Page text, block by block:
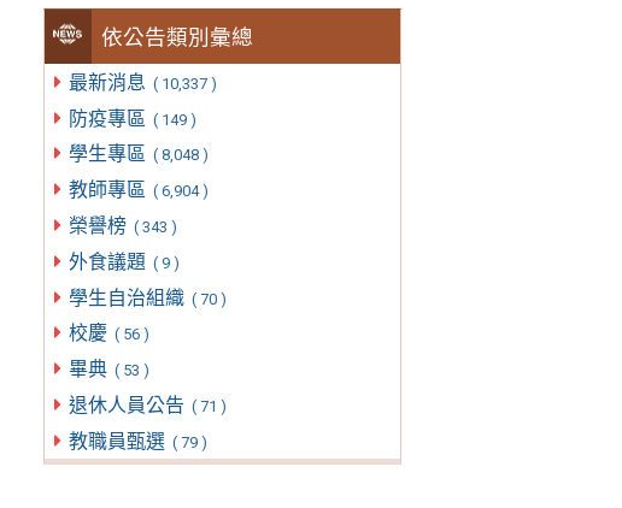
依公告類別彙總
最新消息 ( 10,337 )
防疫專區 ( 149 )
學生專區 ( 8,048 )
教師專區 ( 6,904 )
榮譽榜 ( 343 )
外食議題 ( 9 )
學生自治組織 ( 70 )
校慶 ( 56 )
畢典 ( 53 )
退休人員公告 ( 71 )
教職員甄選 ( 79 )